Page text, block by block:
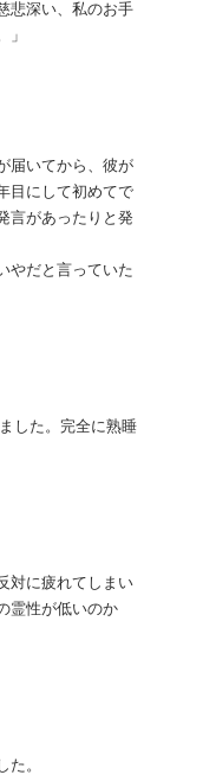
悲深い、私のお手
」
届いてから、彼が
目にして初めてで
言があったりと発
やだと言っていた
した。完全に熟睡
対に疲れてしまい
霊性が低いのか
た。